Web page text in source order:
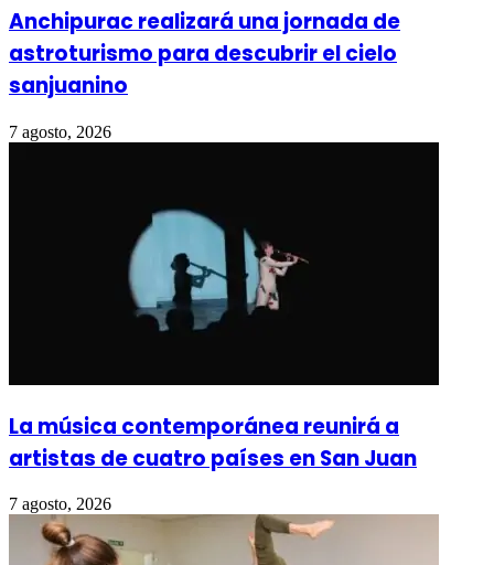
Anchipurac realizará una jornada de
astroturismo para descubrir el cielo
sanjuanino
7 agosto, 2026
La música contemporánea reunirá a
artistas de cuatro países en San Juan
7 agosto, 2026